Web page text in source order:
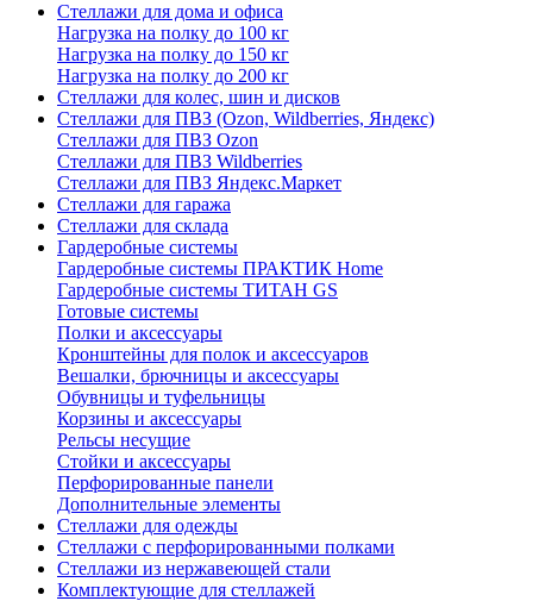
Стеллажи для дома и офиса
Нагрузка на полку до 100 кг
Нагрузка на полку до 150 кг
Нагрузка на полку до 200 кг
Стеллажи для колес, шин и дисков
Стеллажи для ПВЗ (Ozon, Wildberries, Яндекс)
Стеллажи для ПВЗ Ozon
Стеллажи для ПВЗ Wildberries
Стеллажи для ПВЗ Яндекс.Маркет
Стеллажи для гаража
Стеллажи для склада
Гардеробные системы
Гардеробные системы ПРАКТИК Home
Гардеробные системы ТИТАН GS
Готовые системы
Полки и аксессуары
Кронштейны для полок и аксессуаров
Вешалки, брючницы и аксессуары
Обувницы и туфельницы
Корзины и аксессуары
Рельсы несущие
Стойки и аксессуары
Перфорированные панели
Дополнительные элементы
Стеллажи для одежды
Стеллажи с перфорированными полками
Стеллажи из нержавеющей стали
Комплектующие для стеллажей